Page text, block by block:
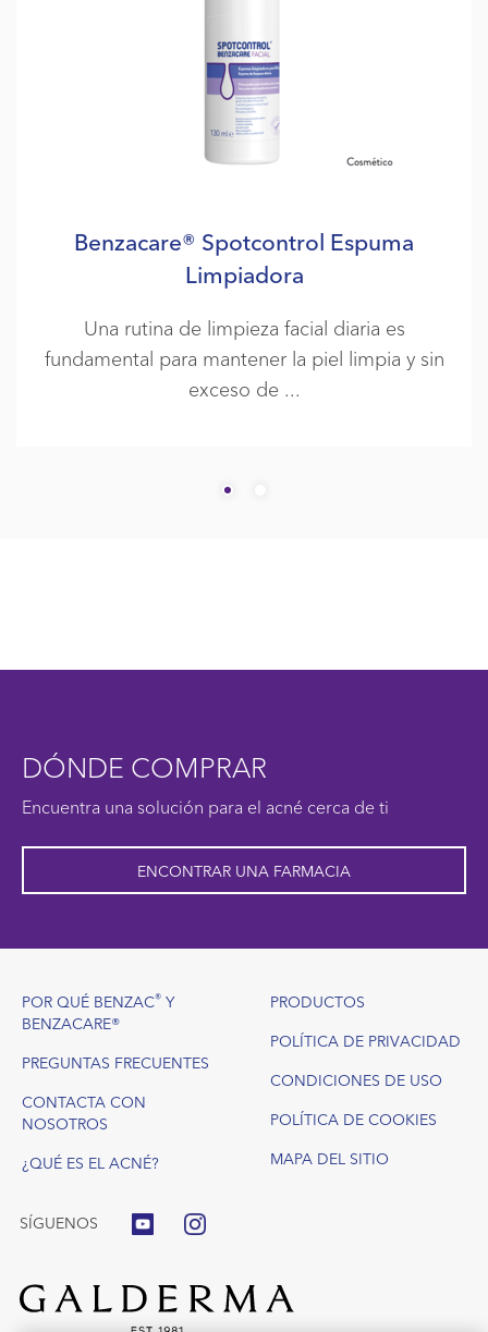
Benzacare® Spotcontrol Espuma
Limpiadora
Una rutina de limpieza facial diaria es
fundamental para mantener la piel limpia y sin
exceso de
DÓNDE COMPRAR
Encuentra una solución para el acné cerca de ti
ENCONTRAR UNA FARMACIA
Footer
POR QUÉ BENZAC® Y
BENZACARE®
PREGUNTAS FRECUENTES
CONTACTA CON
NOSOTROS
¿QUÉ ES EL ACNÉ?
PRODUCTOS
POLÍTICA DE PRIVACIDAD
CONDICIONES DE USO
POLÍTICA DE COOKIES
MAPA DEL SITIO
SÍGUENOS